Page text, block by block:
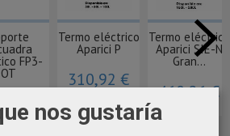
FP3-
OT
€
Termo eléctrico
Aparici P
310,92 €
Termo eléctrico
Aparici SIE-N
Gran...
460,26 €
nos gustaría